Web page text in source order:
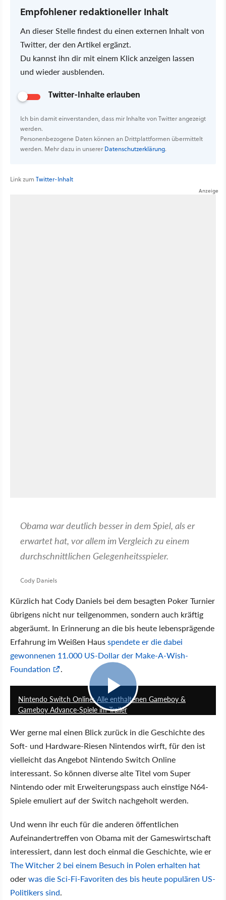
Empfohlener redaktioneller Inhalt
An dieser Stelle findest du einen externen Inhalt von
Twitter, der den Artikel ergänzt.
Du kannst ihn dir mit einem Klick anzeigen lassen
und wieder ausblenden.
Twitter-Inhalte erlauben
Ich bin damit einverstanden, dass mir Inhalte von Twitter angezeigt
werden.
Personenbezogene Daten können an Drittplattformen übermittelt
werden. Mehr dazu in unsererDatenschutzerklärung.
Link zum Twitter-Inhalt
Obama war deutlich besser in dem Spiel, als er
erwartet hat, vor allem im Vergleich zu einem
durchschnittlichen Gelegenheitsspieler.
Cody Daniels
Kürzlich hat Cody Daniels bei dem besagten Poker Turnier
übrigens nicht nur teilgenommen, sondern auch kräftig
abgeräumt. In Erinnerung an die bis heute lebensprägende
Erfahrung im Weißen Hausspendete er die dabei
gewonnenen 11.000 US-Dollar der Make-A-Wish-
Foundation
.
Nintendo Switch Online: Alle enthaltenen Gameboy &
Gameboy Advance-Spiele im Trailer
Wer gerne mal einen Blick zurück in die Geschichte des
Soft- und Hardware-Riesen Nintendos wirft, für den ist
vielleicht das Angebot Nintendo Switch Online
interessant. So können diverse alte Titel vom Super
Nintendo oder mit Erweiterungspass auch einstige N64-
Spiele emuliert auf der Switch nachgeholt werden.
Und wenn ihr euch für die anderen öffentlichen
Aufeinandertreffen von Obama mit der Gameswirtschaft
interessiert, dann lest doch einmal die Geschichte, wie er
The Witcher 2 bei einem Besuch in Polen erhalten hat
oderwas die Sci-Fi-Favoriten des bis heute populären US-
Politikers sind.